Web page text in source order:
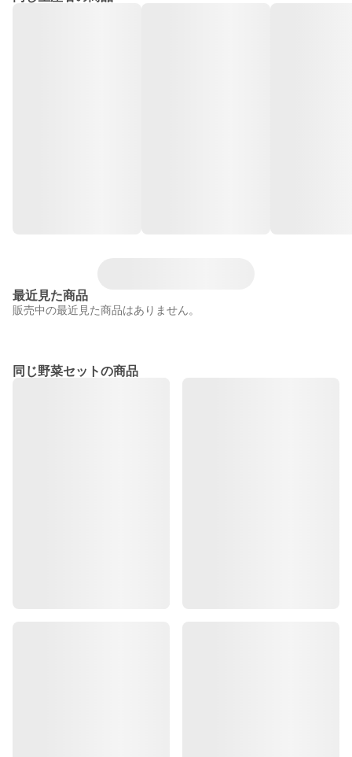
最近見た商品
販売中の最近見た商品はありません。
同じ野菜セットの商品